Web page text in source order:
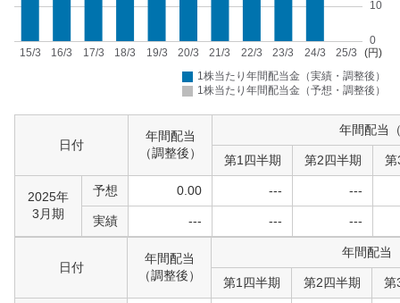
日付
年間配当
（調整後）
年間配当
第1四半期 第2四半期 第
2025年
3月期
予想 0.00 --- ---
実績 --- --- ---
日付
年間配当
（調整後）
年間配当
第1四半期 第2四半期 第